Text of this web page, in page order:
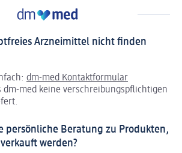
Arzneimittel nicht finden
dm-med Kontaktformular
dm-med keine verschreibungspflichtigen
persönliche Beratung zu Produkten,
werden?